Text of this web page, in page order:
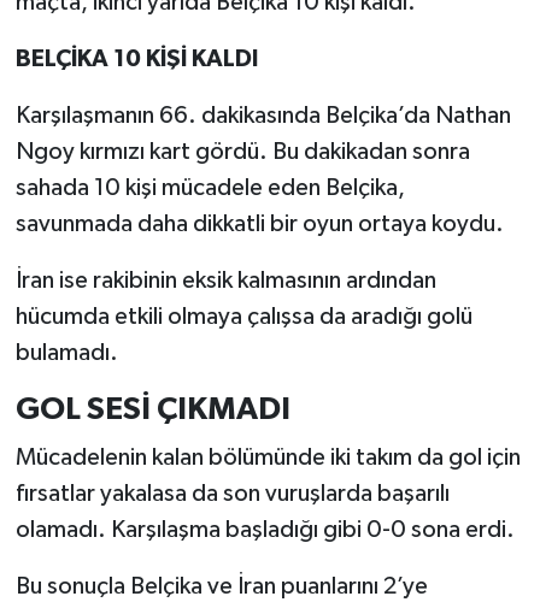
BELÇİKA 10 KİŞİ KALDI
Karşılaşmanın 66. dakikasında Belçika’da Nathan
Ngoy kırmızı kart gördü. Bu dakikadan sonra
sahada 10 kişi mücadele eden Belçika,
savunmada daha dikkatli bir oyun ortaya koydu.
İran ise rakibinin eksik kalmasının ardından
hücumda etkili olmaya çalışsa da aradığı golü
bulamadı.
GOL SESİ ÇIKMADI
Mücadelenin kalan bölümünde iki takım da gol için
fırsatlar yakalasa da son vuruşlarda başarılı
olamadı. Karşılaşma başladığı gibi 0-0 sona erdi.
Bu sonuçla Belçika ve İran puanlarını 2’ye